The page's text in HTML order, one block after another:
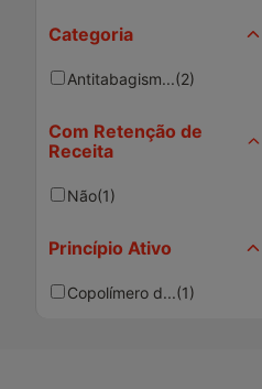
Categoria
Antitabagism...(2)
Com Retenção de
Receita
Não(1)
Princípio Ativo
Copolímero d...(1)